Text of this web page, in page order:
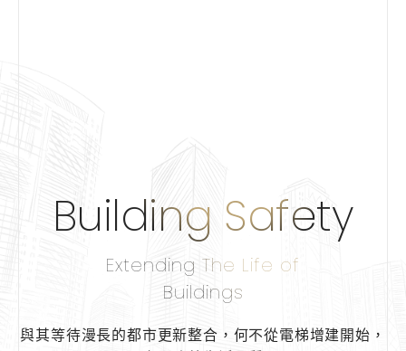
Building Safety
Extending The Life of
Buildings
與其等待漫長的都市更新整合， 何不從電梯增建開始，